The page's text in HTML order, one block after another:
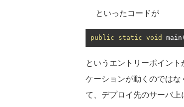
といったコードが
public static void main (
というエントリーポイン
ケーションが動くのでは
て、デプロイ先のサーバ